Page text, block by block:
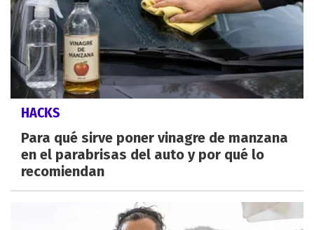
HACKS
Para qué sirve poner vinagre de manzana
en el parabrisas del auto y por qué lo
recomiendan